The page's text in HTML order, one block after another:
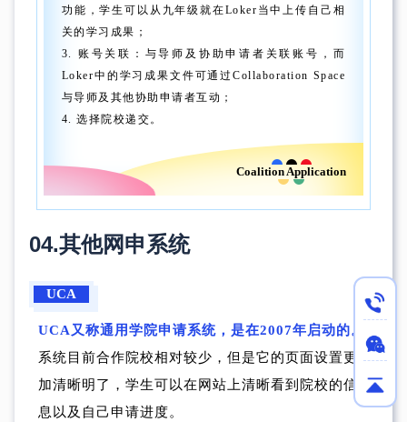
功能，学生可以从九年级就在Loker当中上传自己相
关的学习成果；
3. 账号关联：与导师及协助申请者关联账号，而
Loker中的学习成果文件可通过Collaboration Space
与导师及其他协助申请者互动；
4. 选择院校递交。
Coalition Application
04.其他网申系统
UCA
UCA又称通用学院申请系统，是在2007年启动的。
系统目前合作院校相对较少，但是它的页面设置更
加清晰明了，学生可以在网站上清晰看到院校的信
息以及自己申请进度。